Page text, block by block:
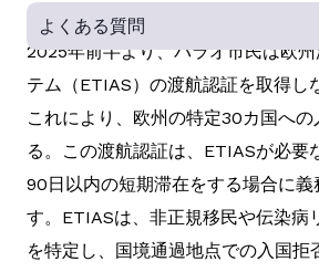
よくある質問
2025年前半より、パラオ市民は欧
テム（ETIAS）の渡航認証を取得し
これにより、欧州の特定30カ国へ
る。この渡航認証は、ETIASが必要
90日以内の短期滞在をする場合に義
す。ETIASは、非正規移民や伝染病
を特定し、国境通過地点での入国拒